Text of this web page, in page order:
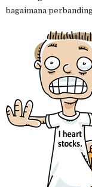
bagaimana